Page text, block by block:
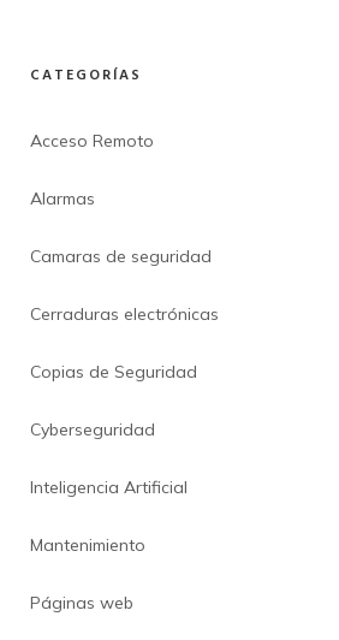
CATEGORÍAS
Acceso Remoto
Alarmas
Camaras de seguridad
Cerraduras electrónicas
Copias de Seguridad
Cyberseguridad
Inteligencia Artificial
Mantenimiento
Páginas web